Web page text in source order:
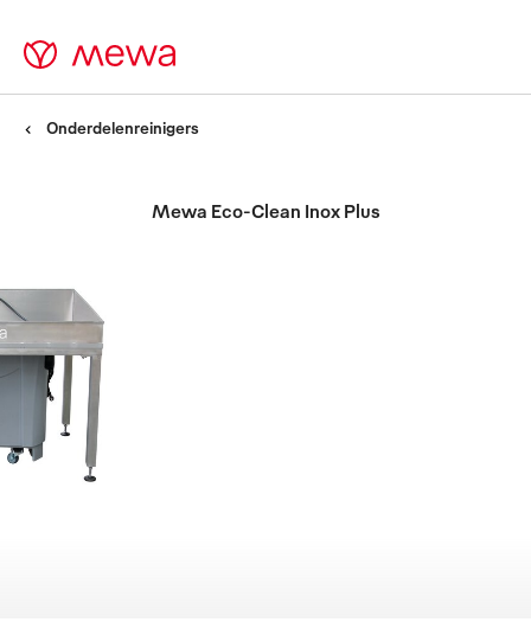
Onderdelenreinigers
Mewa Eco-Clean Inox Plus